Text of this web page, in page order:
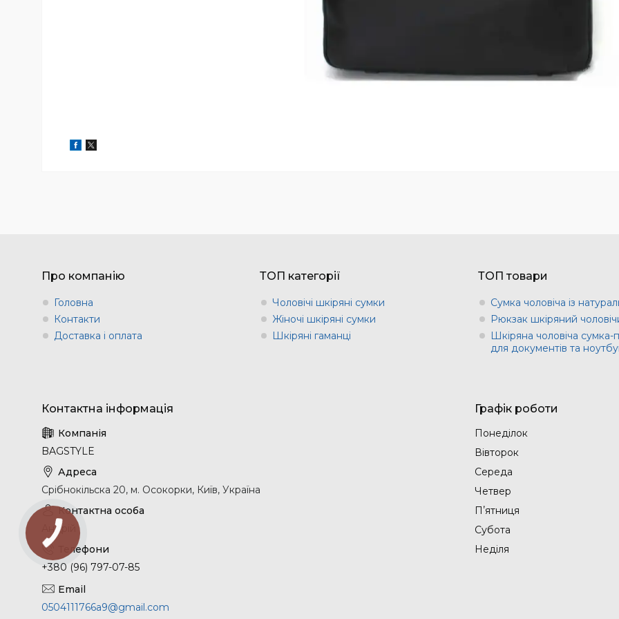
Про компанію
Головна
Контакти
Доставка і оплата
ТОП категорії
Чоловічі шкіряні сумки
Жіночі шкіряні сумки
Шкіряні гаманці
ТОП товари
Сумка чоловіча із
Рюкзак шкіряний
Шкіряна чоловіча сумка-
для документів та
BAGSTYLE
Срібнокільска 20, м. Осокорки, Київ, Україна
Андрій
+380 (96) 797-07-85
0504111766a9@gmail.com
Графік роботи
Понеділок
Вівторок
Середа
Четвер
Пʼятниця
Субота
Неділя